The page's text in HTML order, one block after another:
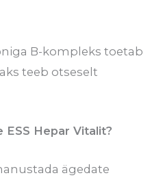
B-kompleks toetab
teeb otseselt
ESS Hepar Vitalit?
ägedate